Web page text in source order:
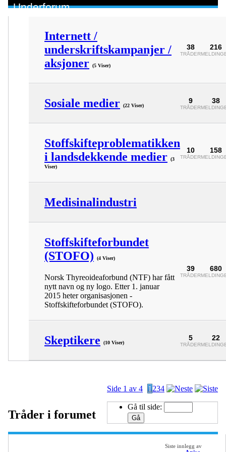
Underforum
Internett /
underskriftskampanjer /
aksjoner (5 Viser)
38
TRÅDER
216
Sosiale medier (22 Viser)
9
TRÅDER
38
Stoffskifteproblematikken
i landsdekkende medier (3
Viser)
10
TRÅDER
158
Medisinalindustri
Stoffskifteforbundet
(STOFO)
(4 Viser)
Norsk Thyreoideaforbund (NTF) har fått
nytt navn og ny logo. Etter 1. januar
2015 heter organisasjonen -
Stoffskifteforbundet (STOFO).
39
TRÅDER
680
Skeptikere (10 Viser)
5
TRÅDER
22
Side 1 av 4 1234
Gå til side:
Tråder i forumet
Siste innlegg av